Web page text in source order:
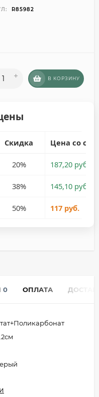
R85982
+ В КОРЗИНУ
Скидка Цена со
20% 187,20 руб.
38% 145,10 руб.
50% 117 руб.
0 ОПЛАТА